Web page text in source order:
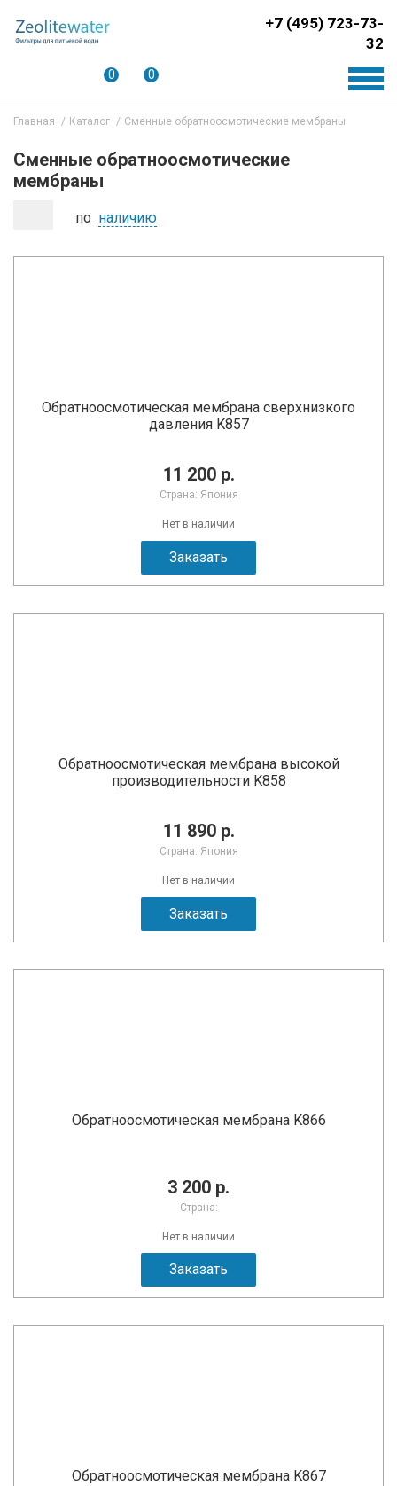
+7 (495) 723-73-
32
0 0
Главная Каталог Сменные обратноосмотические мембраны
Сменные обратноосмотические
мембраны
по наличию
Обратноосмотическая мембрана сверхнизкого
давления K857
11 200 р.
Страна: Япония
Нет в наличии
Заказать
Обратноосмотическая мембрана высокой
производительности K858
11 890 р.
Страна: Япония
Нет в наличии
Заказать
Обратноосмотическая мембрана K866
3 200 р.
Страна:
Нет в наличии
Заказать
Обратноосмотическая мембрана K867